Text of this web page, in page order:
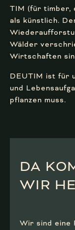
TIM (für timber,
als künstlich.
Wälder
Wirtschaften
DEUTIM ist für
und
pflanzen muss.
DA
WIR
Wir sind eine